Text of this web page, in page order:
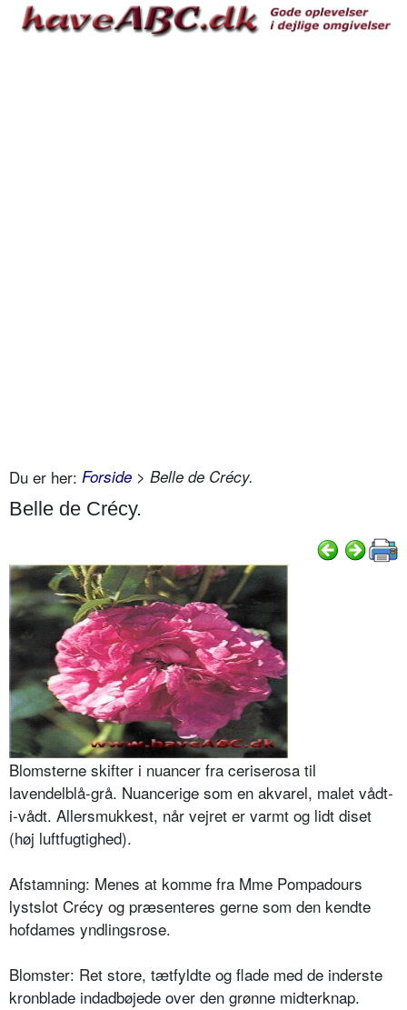
Du er her: Forside > Belle de Crécy.
Belle de Crécy.
Blomsterne skifter i nuancer fra ceriserosa til
lavendelblå-grå. Nuancerige som en akvarel, malet vådt-
i-vådt. Allersmukkest, når vejret er varmt og lidt diset
(høj luftfugtighed).
Afstamning: Menes at komme fra Mme Pompadours
lystslot Crécy og præsenteres gerne som den kendte
hofdames yndlingsrose.
Blomster: Ret store, tætfyldte og flade med de inderste
kronblade indadbøje­de over den grønne midterknap.